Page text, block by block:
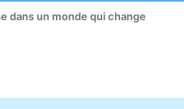
dans un monde qui change